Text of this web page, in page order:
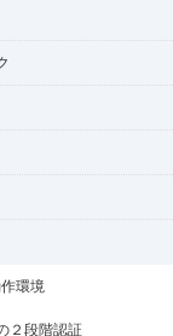
環境
２段階認証